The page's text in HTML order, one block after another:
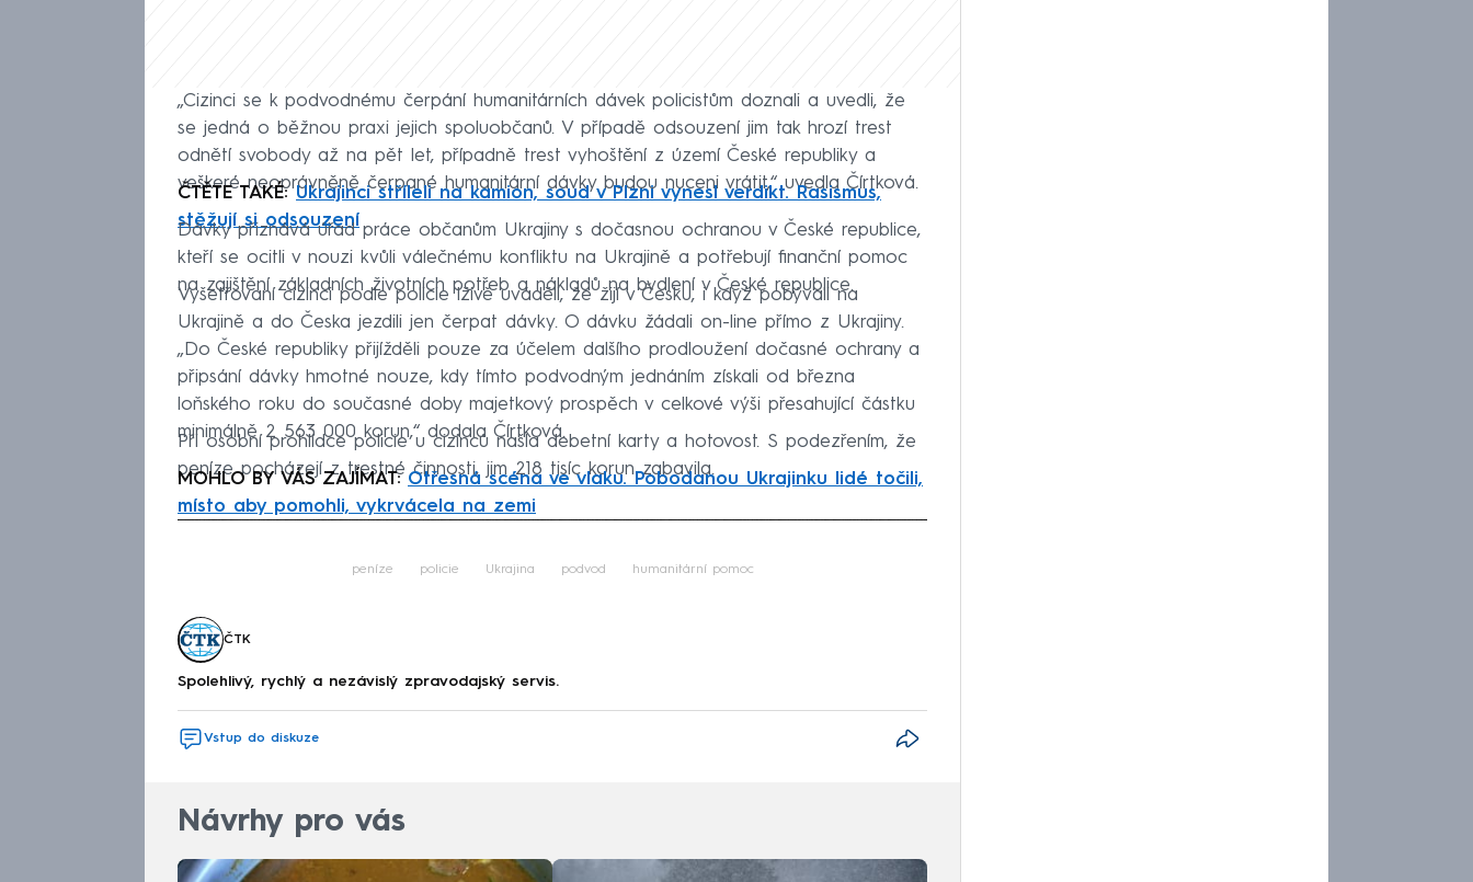
„Cizinci se k podvodnému čerpání humanitárních dávek policistům doznali a uvedli, že
se jedná o běžnou praxi jejich spoluobčanů. V případě odsouzení jim tak hrozí trest
odnětí svobody až na pět let, případně trest vyhoštění z území České republiky a
veškeré neoprávněně čerpané humanitární dávky budou nuceni vrátit,“ uvedla Čírtková.
ČTĚTE TAKÉ:Ukrajinci stříleli na kamion, soud v Plzni vynesl verdikt. Rasismus,
stěžují si odsouzení
Dávky přiznává úřad práce občanům Ukrajiny s dočasnou ochranou v České republice,
kteří se ocitli v nouzi kvůli válečnému konfliktu na Ukrajině a potřebují finanční pomoc
na zajištění základních životních potřeb a nákladů na bydlení v České republice.
Vyšetřovaní cizinci podle policie lživě uváděli, že žijí v Česku, i když pobývali na
Ukrajině a do Česka jezdili jen čerpat dávky. O dávku žádali on-line přímo z Ukrajiny.
„Do České republiky přijížděli pouze za účelem dalšího prodloužení dočasné ochrany a
připsání dávky hmotné nouze, kdy tímto podvodným jednáním získali od března
loňského roku do současné doby majetkový prospěch v celkové výši přesahující částku
minimálně 2 563 000 korun,“ dodala Čírtková.
Při osobní prohlídce policie u cizinců našla debetní karty a hotovost. S podezřením, že
peníze pocházejí z trestné činnosti, jim 218 tisíc korun zabavila.
MOHLO BY VÁS ZAJÍMAT: Otřesná scéna ve vlaku. Pobodanou Ukrajinku lidé točili,
místo aby pomohli, vykrvácela na zemi
peníze policie Ukrajina podvod humanitární pomoc
ČTK
Spolehlivý, rychlý a nezávislý zpravodajský servis.
Vstup do diskuze
Návrhy pro vás